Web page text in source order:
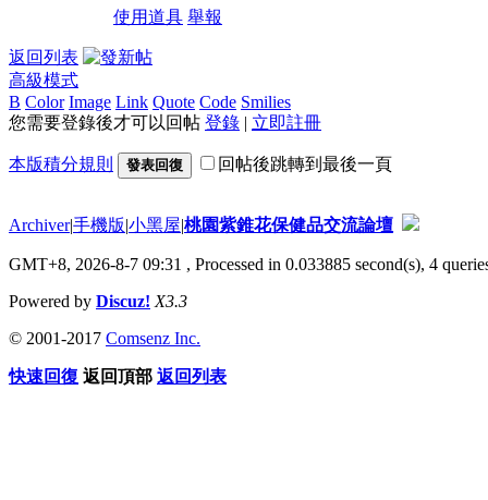
使用道具 舉報
返回列表
高級模式
B Color Image Link Quote Code Smilies
您需要登錄後才可以回帖 登錄 | 立即註冊
本版積分規則 發表回復 回帖後跳轉到最後一頁
Archiver|手機版|小黑屋|桃園紫錐花保健品交流論壇
GMT+8, 2026-8-7 09:31 , Processed in 0.033885 second(s), 4
Powered by Discuz! X3.3
© 2001-2017 Comsenz Inc.
快速回復 返回頂部 返回列表